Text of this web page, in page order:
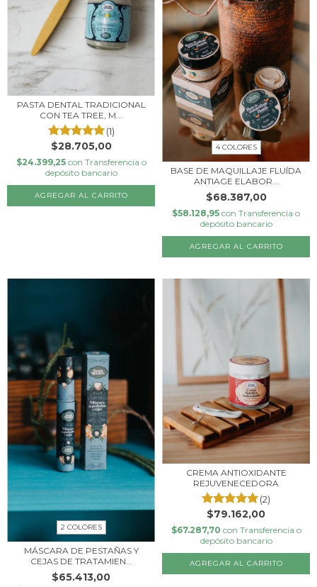
PASTA DENTAL TRADICIONAL
CON TEA TREE, M...
(1)
$28.705,00
$24.399,25 con Transferencia o
depósito bancario
4 COLORES
BASE DE MAQUILLAJE FLUÍDA
ANTIAGE ELABOR...
$68.387,00
$58.128,95 con Transferencia o
depósito bancario
AGREGAR AL CARRITO
2 COLORES
MÁSCARA DE PESTAÑAS Y
CEJAS DE TRATAMIEN...
$65.413,00
CREMA ANTIOXIDANTE
REJUVENECEDORA
(2)
$79.162,00
$67.287,70 con Transferencia o
depósito bancario